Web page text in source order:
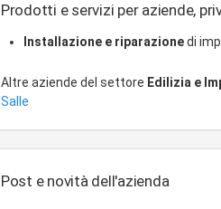
Prodotti e servizi per aziende,
Installazione e riparazionedi
Altre aziende del settore Edilizia e
Salle
Post e novità dell'azienda